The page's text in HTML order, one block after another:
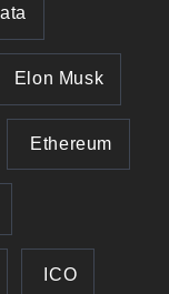
Elon Musk
Ethereum
ICO